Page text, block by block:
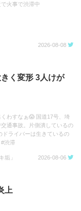
火事で渋滞中
2026-08-08
く変形 3人けが
わすなぁ😱 国道17号、埼
通事故。片側潰しているの
ドライバーは生きているの
渋滞
垢」
2026-08-06
上